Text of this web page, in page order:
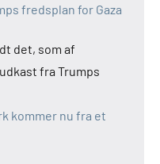
fredsplan for Gaza
det, som af
fra Trumps
kommer nu fra et